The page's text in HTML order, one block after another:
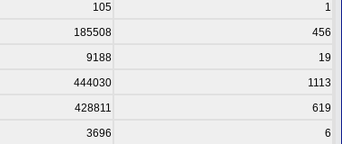
105
1
185508
456
9188
19
444030
1113
428811
619
3696
6